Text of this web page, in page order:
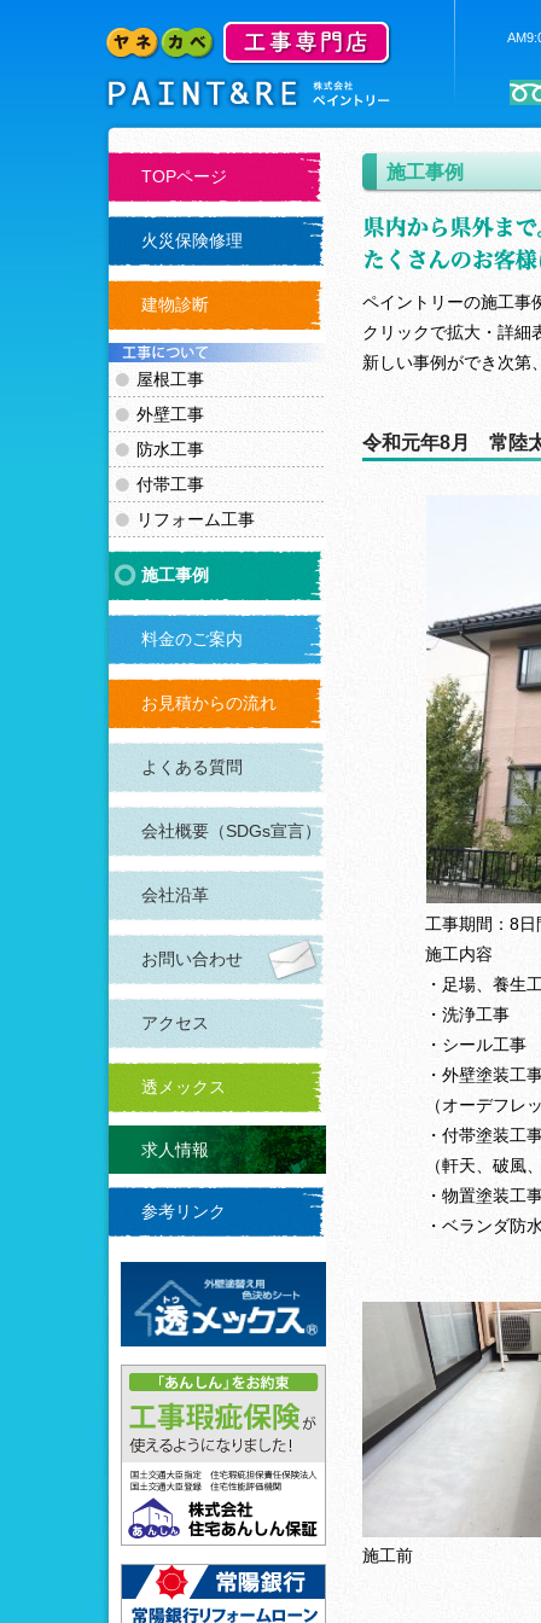
TOPページ
火災保険修理
建物診断
屋根工事
外壁工事
防水工事
付帯工事
リフォーム工事
施工事例
料金のご案内
お見積からの流れ
よくある質問
会社概要（SDGs宣言）
会社沿革
お問い合わせ
アクセス
透メックス
求人情報
参考リンク
施工事例
ペイントリーの施工事
クリックで拡大・詳細
新しい事例ができ次第
令和元年8月 常陸
工事期間：8日
施工内容
・足場、養生
・洗浄工事
・シール工事
・外壁塗装工
（オーデフ
・付帯塗装工
（軒天、破風
・物置塗装工
・ベランダ防
施工前